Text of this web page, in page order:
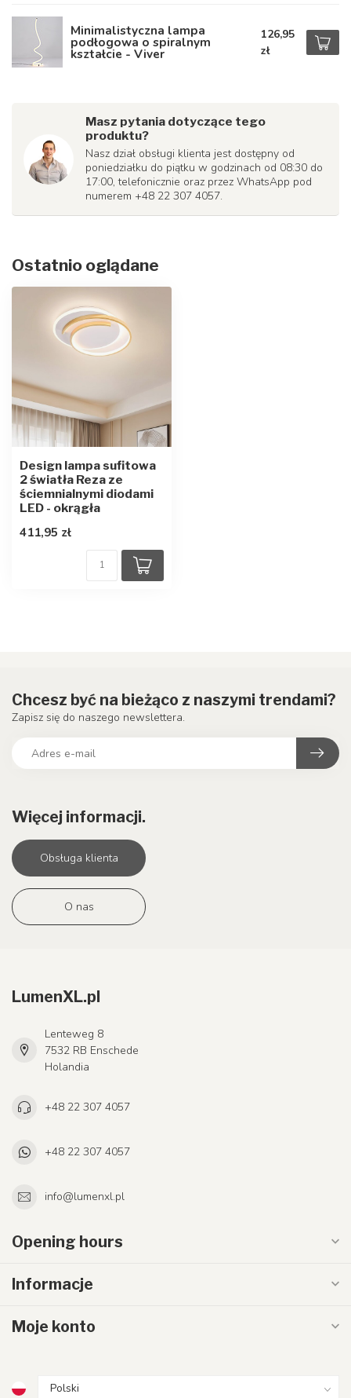
Minimalistyczna lampa
podłogowa o spiralnym
kształcie - Viver
126,95
zł
Masz pytania dotyczące tego
produktu?
Nasz dział obsługi klienta jest dostępny od
poniedziałku do piątku w godzinach od 08:30 do
17:00, telefonicznie oraz przez WhatsApp pod
numerem +48 22 307 4057.
Ostatnio oglądane
Design lampa sufitowa
2 światła Reza ze
ściemnialnymi diodami
LED - okrągła
411,95 zł
Więcej informacji.
Obsługa klienta
O nas
Chcesz być na bieżąco z naszymi trendami?
Zapisz się do naszego newslettera.
LumenXL.pl
Lenteweg 8
7532 RB Enschede
Holandia
+48 22 307 4057
+48 22 307 4057
info@lumenxl.pl
Opening hours
Informacje
Moje konto